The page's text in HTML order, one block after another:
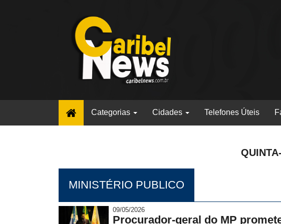
(current)Categorias Cidades Telefones Úteis
MINISTÉRIO PUBLICO
09/05/2026
Procurador-geral do MP